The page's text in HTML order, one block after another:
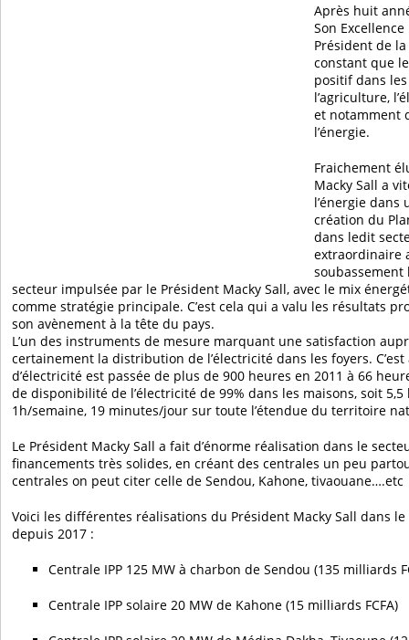
Après huit
Son
Président de
constant que
positif dans
l’agriculture,
et notamment
l’énergie.
Fraichement
Macky Sall a
l’énergie dans
création du
dans ledit
extraordinaire
soubassement
secteur impulsée par le Président Macky Sall, avec le mix
comme stratégie principale. C’est cela qui a valu les résultats
son avènement à la tête du pays.
L’un des instruments de mesure marquant une satisfaction
certainement la distribution de l’électricité dans les foyers.
d’électricité est passée de plus de 900 heures en 2011 à 66
de disponibilité de l’électricité de 99% dans les maisons, soit
1h/semaine, 19 minutes/jour sur toute l’étendue du territoire
Le Président Macky Sall a fait d’énorme réalisation dans le
financements très solides, en créant des centrales un peu
centrales on peut citer celle de Sendou, Kahone, tivaouane….etc
Voici les différentes réalisations du Président Macky Sall dans
depuis 2017 :
Centrale IPP 125 MW à charbon de Sendou (135 milliards
Centrale IPP solaire 20 MW de Kahone (15 milliards FCFA)